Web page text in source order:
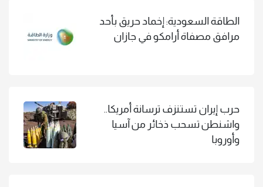
الطاقة السعودية: إخماد حريق بأحد
مرافق مصفاة أرامكو في جازان
حرب إيران تستنزف ترسانة أمريكا..
واشنطن تسحب ذخائر من آسيا
وأوروبا